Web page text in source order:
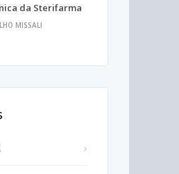
da Sterifarma
MISSALI